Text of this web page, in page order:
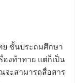
ย ชั้นประถมศึกษา
องท้าทาย แต่ก็เป็น
จะสามารถสื่อสาร